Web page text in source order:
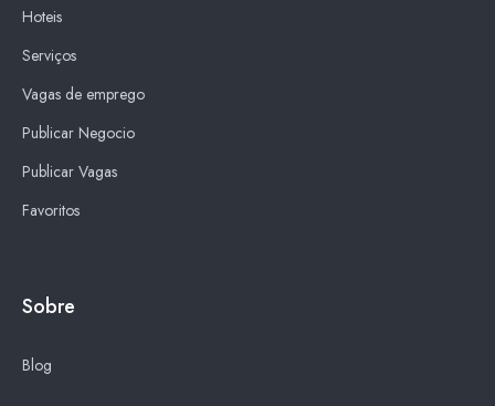
Hoteis
Serviços
Vagas de emprego
Publicar Negocio
Publicar Vagas
Favoritos
Sobre
Blog